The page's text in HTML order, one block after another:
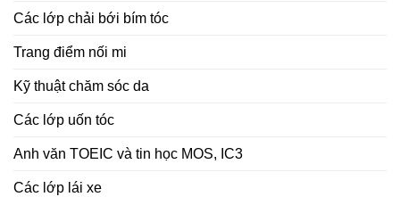
Các lớp chải bới bím tóc
Trang điểm nối mi
Kỹ thuật chăm sóc da
Các lớp uốn tóc
Anh văn TOEIC và tin học MOS, IC3
Các lớp lái xe